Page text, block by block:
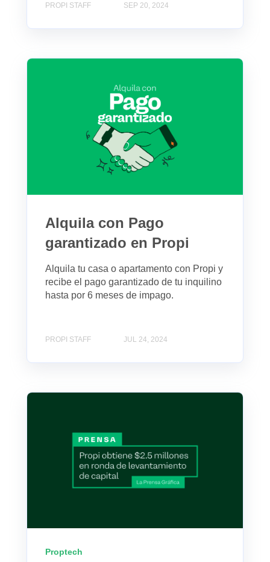
PROPI STAFF SEP 20, 2024
Alquila con Pago
garantizado en Propi
Alquila tu casa o apartamento con Propi y
recibe el pago garantizado de tu inquilino
hasta por 6 meses de impago.
PROPI STAFF JUL 24, 2024
Proptech